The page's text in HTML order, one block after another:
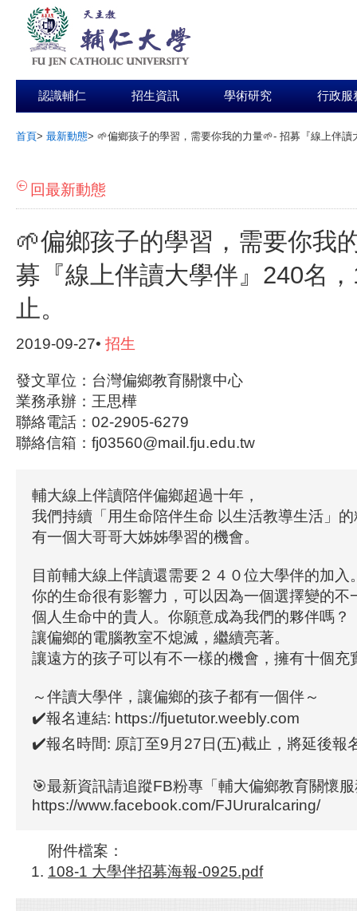
認識輔仁 招生資訊 學術研究 行政服
首頁> 最新動態> 🌱偏鄉孩子的學習，需要你我的力量🌱- 招募『線上伴讀
回最新動態
🌱偏鄉孩子的學習，需要你我
募『線上伴讀大學伴』240名
止。
2019-09-27• 招生
發文單位：台灣偏鄉教育關懷中心
業務承辦：王思樺
聯絡電話：02-2905-6279
聯絡信箱：fj03560@mail.fju.edu.tw
輔大線上伴讀陪伴偏鄉超過十年，
我們持續「用生命陪伴生命 以生活教導生活」
有一個大哥哥大姊姊學習的機會。
目前輔大線上伴讀還需要２４０位大學伴的加入
你的生命很有影響力，可以因為一個選擇變的不
個人生命中的貴人。你願意成為我們的夥伴嗎？
讓偏鄉的電腦教室不熄滅，繼續亮著。
讓遠方的孩子可以有不一樣的機會，擁有十個充
～伴讀大學伴，讓偏鄉的孩子都有一個伴～
✔️報名連結: https://fjuetutor.weebly.com
✔️報名時間: 原訂至9月27日(五)截止，將延後報
🎯最新資訊請追蹤FB粉專「輔大偏鄉教育關懷
https://www.facebook.com/FJUruralcaring/
附件檔案：
108-1 大學伴招募海報-0925.pdf